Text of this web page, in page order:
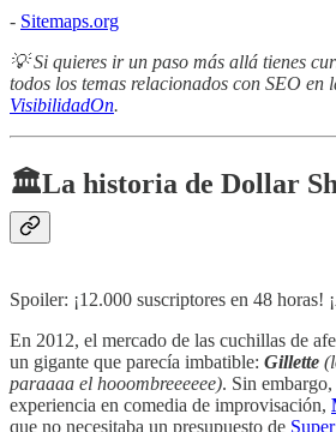
- Sitemaps.org
💡 Si quieres ir un paso más allá tienes
todos los temas relacionados con SEO en
VisibilidadOn.
🏛️La historia de Dollar
Spoiler: ¡12.000 suscriptores en 48 horas!
En 2012, el mercado de las cuchillas de
un gigante que parecía imbatible: Gillette
paraaaa el hooombreeeeee). Sin
experiencia en comedia de improvisación,
que no necesitaba un presupuesto de